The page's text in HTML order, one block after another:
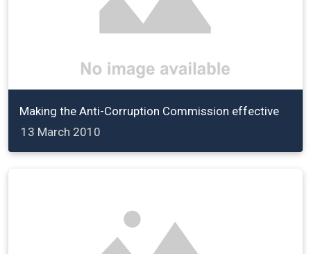
Making the Anti-Corruption Commission effective
13 March 2010